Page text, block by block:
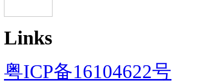
Links
粤ICP备16104622号